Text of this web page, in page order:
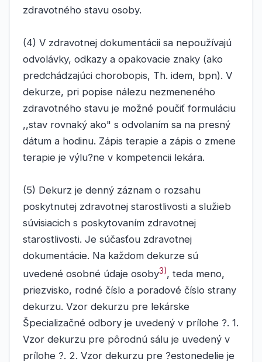
zdravotného stavu osoby.
(4) V zdravotnej dokumentácii sa nepoužívajú
odvolávky, odkazy a opakovacie znaky (ako
predchádzajúci chorobopis, Th. idem, bpn). V
dekurze, pri popise nálezu nezmeneného
zdravotného stavu je možné poučiť formuláciu
,,stav rovnaký ako" s odvolaním sa na presný
dátum a hodinu. Zápis terapie a zápis o zmene
terapie je výlu?ne v kompetencii lekára.
(5) Dekurz je denný záznam o rozsahu
poskytnutej zdravotnej starostlivosti a služieb
súvisiacich s poskytovaním zdravotnej
starostlivosti. Je súčasťou zdravotnej
dokumentácie. Na každom dekurze sú
uvedené osobné údaje osoby3), teda meno,
priezvisko, rodné číslo a poradové číslo strany
dekurzu. Vzor dekurzu pre lekárske
Špecializačné odbory je uvedený v prílohe ?. 1.
Vzor dekurzu pre pôrodnú sálu je uvedený v
prílohe ?. 2. Vzor dekurzu pre ?estonedelie je